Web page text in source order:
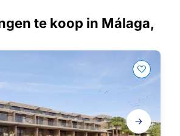
te koop in Málaga,